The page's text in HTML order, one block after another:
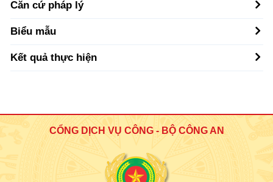
Căn cứ pháp lý
Biểu mẫu
Kết quả thực hiện
CỔNG DỊCH VỤ CÔNG - BỘ CÔNG AN